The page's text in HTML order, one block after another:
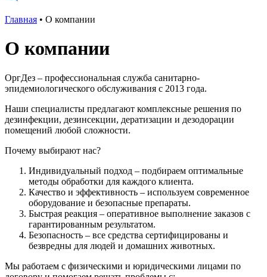
Главная • О компании
О компании
ОргДез – профессиональная служба санитарно-
эпидемиологического обслуживания с 2013 года.
Наши специалисты предлагают комплексные решения по
дезинфекции, дезинсекции, дератизации и дезодорации
помещений любой сложности.
Почему выбирают нас?
Индивидуальный подход – подбираем оптимальные
методы обработки для каждого клиента.
Качество и эффективность – используем современное
оборудование и безопасные препараты.
Быстрая реакция – оперативное выполнение заказов с
гарантированным результатом.
Безопасность – все средства сертифицированы и
безвредны для людей и домашних животных.
Мы работаем с физическими и юридическими лицами по